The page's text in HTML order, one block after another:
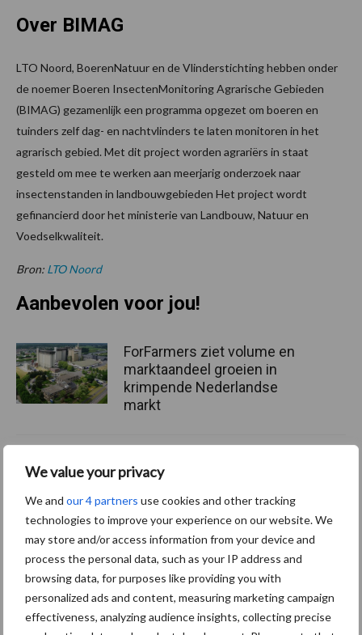
We value your privacy
We and our 4 partners use cookies and other tracking
technologies to improve your experience on our website. We
may store and/or access information from your device and
process the personal data, such as your IP address and
browsing data, for purposes like providing you with
personalized ads and content, measuring marketing campaign
effectiveness, analyzing audience insights, collecting precise
Over BIMAG
LTO Noord, BoerenNatuur en de Vlinderstichting hebben onder
de noemer Boeren InsectenMonitoring Agrarische Gebieden
(BIMAG) gezamenlijk een programma opgezet om boeren en
tuinders zelf dag- en nachtvlinders te laten monitoren in het
agrarisch gebied. Met dit project worden agrariërs in staat
gesteld om mee te werken aan meerjarig onderzoek naar
insectenstanden in landbouwgebieden Het project wordt
gefinancierd door het ministerie van Landbouw, Natuur en
Voedselkwaliteit.
Bron: LTO Noord
Aanbevolen voor jou!
ForFarmers ziet volume en
marktaandeel groeien in
krimpende Nederlandse
markt
een langere levensduur
“Vraag naar praktische
hygieneoplossingen is in
Polen groter dan ooit”